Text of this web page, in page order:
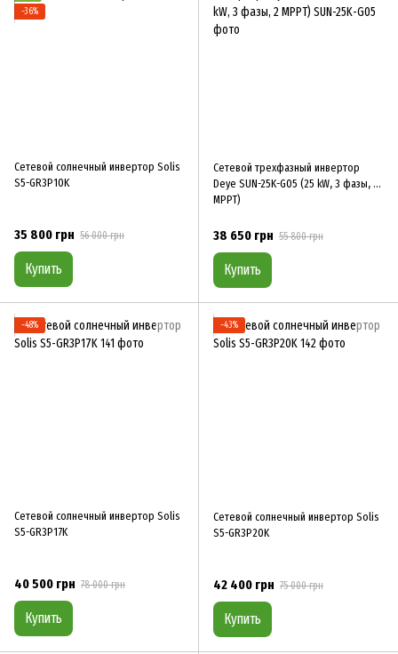
−36%
Сетевой солнечный инвертор Solis
S5-GR3P10K
35 800 грн 56 000 грн
Купить
Сетевой трехфазный инвертор
Deye SUN-25K-G05 (25 kW, 3 фазы, 2
MPPT)
38 650 грн 55 800 грн
Купить
−48%
Сетевой солнечный инвертор Solis
S5-GR3P17K
40 500 грн 78 000 грн
Купить
−43%
Сетевой солнечный инвертор Solis
S5-GR3P20K
42 400 грн 75 000 грн
Купить